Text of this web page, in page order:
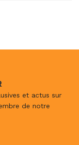
et actus sur
de notre